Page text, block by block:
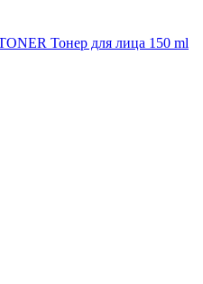
Тонер для лица 150 ml